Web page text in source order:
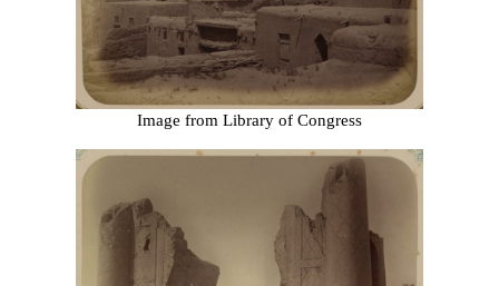
Image from Library of Congress